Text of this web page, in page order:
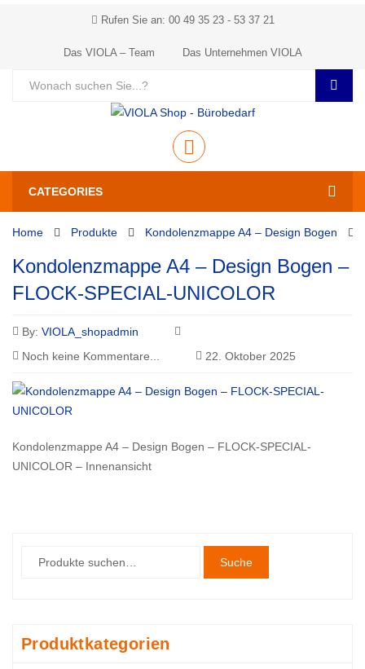
Rufen Sie an: 00 49 35 23 - 53 37 21
Das VIOLA – Team Das Unternehmen VIOLA
CATEGORIES
Home Produkte Kondolenzmappe A4 – Design Bogen
Kondolenzmappe A4 – Design Bogen –
FLOCK-SPECIAL-UNICOLOR
By: VIOLA_shopadmin
Noch keine Kommentare...
22. Oktober 2025
Kondolenzmappe A4 – Design Bogen – FLOCK-SPECIAL-
UNICOLOR – Innenansicht
Suche
Produktkategorien